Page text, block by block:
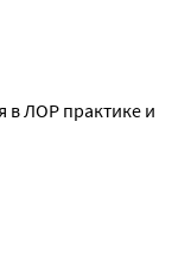
в ЛОР практике и